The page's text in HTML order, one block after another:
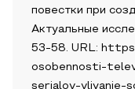
повестки при
Актуальные
53-58. URL:
osobennosti-
serialov-vliyanie-